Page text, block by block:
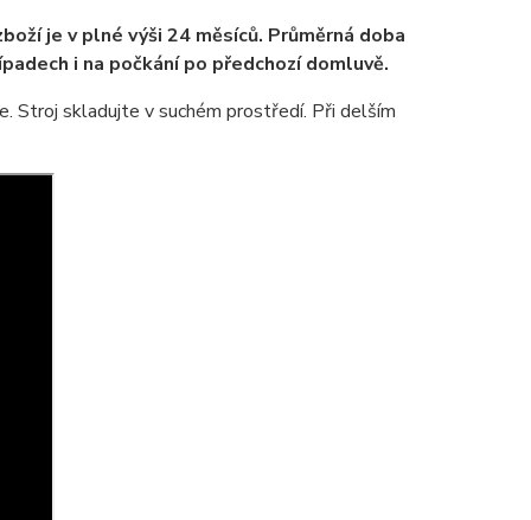
je v plné výši 24 měsíců. Průměrná doba
i na počkání po předchozí domluvě.
Stroj skladujte v suchém prostředí. Při delším